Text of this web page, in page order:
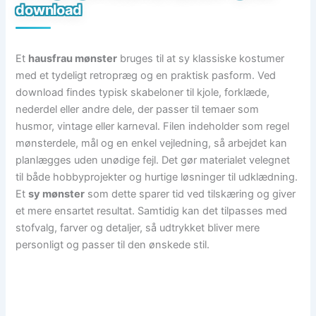
download
Et hausfrau mønster bruges til at sy klassiske kostumer
med et tydeligt retropræg og en praktisk pasform. Ved
download findes typisk skabeloner til kjole, forklæde,
nederdel eller andre dele, der passer til temaer som
husmor, vintage eller karneval. Filen indeholder som regel
mønsterdele, mål og en enkel vejledning, så arbejdet kan
planlægges uden unødige fejl. Det gør materialet velegnet
til både hobbyprojekter og hurtige løsninger til udklædning.
Etsy mønster som dette sparer tid ved tilskæring og giver
et mere ensartet resultat. Samtidig kan det tilpasses med
stofvalg, farver og detaljer, så udtrykket bliver mere
personligt og passer til den ønskede stil.